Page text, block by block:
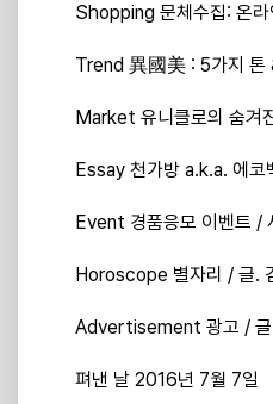
Shopping 문체수집: 온라
Trend 異國美 : 5가지 톤
Market 유니클로의 숨겨
Essay 천가방 a.k.a. 에코
Event 경품응모 이벤트 /
Horoscope 별자리 / 글.
Advertisement 광고 /
펴낸 날 2016년 7월 7일